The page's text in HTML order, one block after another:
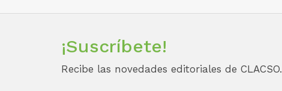
¡Suscríbete!
Recibe las novedades editoriales de CLACSO.